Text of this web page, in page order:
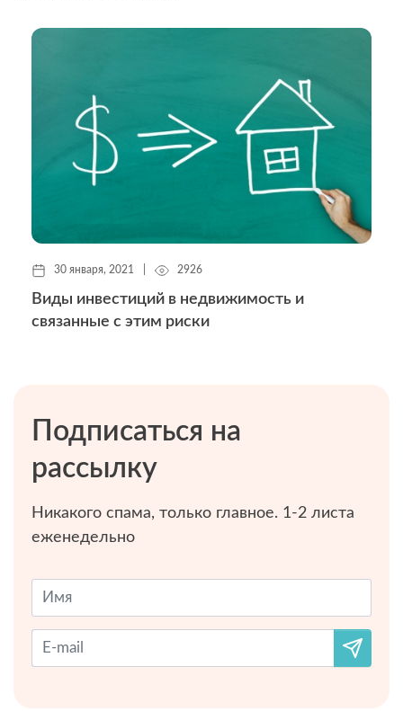
30 января, 2021 2926
Виды инвестиций в недвижимость и
связанные с этим риски
Подписаться на
рассылку
Никакого спама, только главное. 1-2 листа
еженедельно